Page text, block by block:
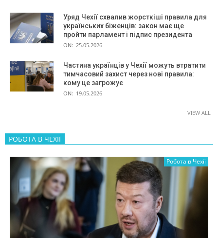
Уряд Чехії схвалив жорсткіші правила для
українських біженців: закон має ще
пройти парламент і підпис президента
ON: 25.05.2026
Частина українців у Чехії можуть втратити
тимчасовий захист через нові правила:
кому це загрожує
ON: 19.05.2026
VIEW ALL
РОБОТА В ЧЕХІЇ
Робота в Чехії